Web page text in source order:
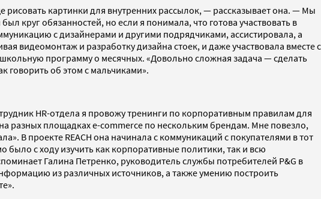
рисовать картинки для внутренних рассылок, — рассказывает она. — Мы
круг обязанностей, но если я понимала, что готова участвовать в
с дизайнерами и другими подрядчиками, ассистировала, а
видеомонтаж и разработку дизайна стоек, и даже участвовала вместе с
программу о месячных. «Довольно сложная задача — сделать
об этом с мальчиками».
HR-отдела я провожу тренинги по корпоративным правилам для
разных площадках e-commerce по нескольким брендам. Мне повезло,
В проекте REACH она начинала с коммуникаций с покупателями в тот
с ходу изучить как корпоративные политики, так и всю
Галина Петренко, руководитель службы потребителей P&G в
из различных источников, а также умению построить